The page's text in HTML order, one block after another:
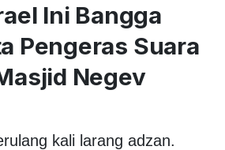
Ini Bangga
Pengeras Suara
Negev
kali larang adzan.